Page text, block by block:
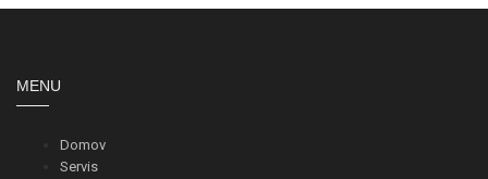
MENU
Domov
Servis